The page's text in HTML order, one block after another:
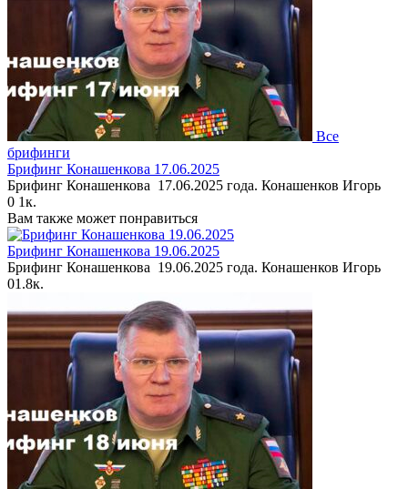
Все
брифинги
Брифинг Конашенкова 17.06.2025
Брифинг Конашенкова 17.06.2025 года. Конашенков Игорь
0 1к.
Вам также может понравиться
Брифинг Конашенкова 19.06.2025
Брифинг Конашенкова 19.06.2025 года. Конашенков Игорь
01.8к.